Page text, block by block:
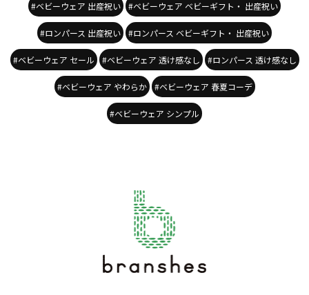
#ベビーウェア 出産祝い #ベビーウェア ベビーギフト・ 出産祝い
#ロンパース 出産祝い #ロンパース ベビーギフト・ 出産祝い
#ベビーウェア セール #ベビーウェア 透け感なし #ロンパース 透け感なし
#ベビーウェア やわらか #ベビーウェア 春夏コーデ
#ベビーウェア シンプル